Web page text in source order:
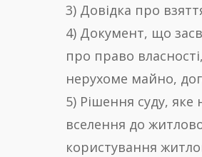
3) Довідка про
4) Документ, що
про право
нерухоме майно,
5) Рішення суду,
вселення до
користування